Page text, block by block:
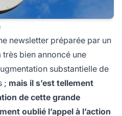
newsletter préparée par un
bien annoncé une
substantielle de
; mais il s’est tellement
de cette grande
oublié l’appel à l’action